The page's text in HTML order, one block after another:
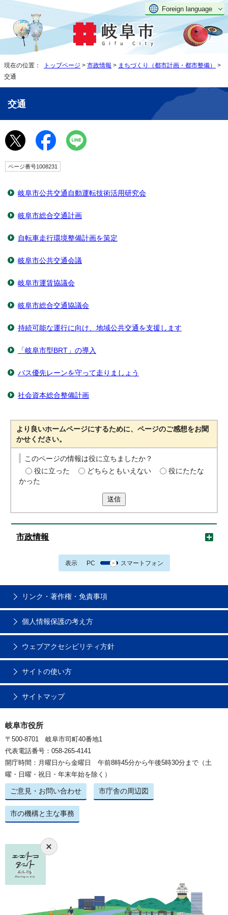
Foreign language
現在の位置： トップページ > 市政情報 > まちづくり（都市計画・都市整備）
>
交通
交通
ページ番号1008231
岐阜市公共交通自動運転技術活用研究会
岐阜市総合交通計画
自転車走行環境整備計画を策定
岐阜市公共交通会議
岐阜市運賃協議会
岐阜市総合交通協議会
持続可能な運行に向け、地域公共交通を支援します
「岐阜市型BRT」の導入
バス優先レーンを守って走りましょう
社会資本総合整備計画
より良いホームページにするために、ページのご感想をお聞
かせください。
このページの情報は役に立ちましたか？
役に立った
どちらともいえない
役にたたな
かった
送信
市政情報
表示 PC スマートフォン
リンク・著作権・免責事項
個人情報保護の考え方
ウェブアクセシビリティ方針
サイトの使い方
サイトマップ
岐阜市役所
〒500-8701 岐阜市司町40番地1
代表電話番号：058-265-4141
開庁時間：月曜日から金曜日 午前8時45分から午後5時30分まで（土
曜・日曜・祝日・年末年始を除く）
ご意見・お問い合わせ 市庁舎の周辺図
市の機構と主な事務